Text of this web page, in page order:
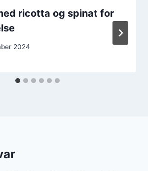
ricotta og spinat for
2024